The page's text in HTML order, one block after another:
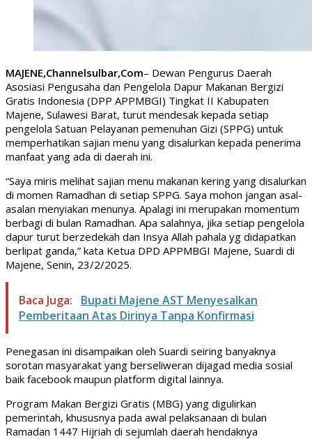
MAJENE,Channelsulbar,Com– Dewan Pengurus Daerah
Asosiasi Pengusaha dan Pengelola Dapur Makanan Bergizi
Gratis Indonesia (DPP APPMBGI) Tingkat II Kabupaten
Majene, Sulawesi Barat, turut mendesak kepada setiap
pengelola Satuan Pelayanan pemenuhan Gizi (SPPG) untuk
memperhatikan sajian menu yang disalurkan kepada penerima
manfaat yang ada di daerah ini.
“Saya miris melihat sajian menu makanan kering yang disalurkan
di momen Ramadhan di setiap SPPG. Saya mohon jangan asal-
asalan menyiakan menunya. Apalagi ini merupakan momentum
berbagi di bulan Ramadhan. Apa salahnya, jika setiap pengelola
dapur turut berzedekah dan Insya Allah pahala yg didapatkan
berlipat ganda,” kata Ketua DPD APPMBGI Majene, Suardi di
Majene, Senin, 23/2/2025.
Baca Juga:
Bupati Majene AST Menyesalkan
Pemberitaan Atas Dirinya Tanpa Konfirmasi
Penegasan ini disampaikan oleh Suardi seiring banyaknya
sorotan masyarakat yang berseliweran dijagad media sosial
baik facebook maupun platform digital lainnya.
Program Makan Bergizi Gratis (MBG) yang digulirkan
pemerintah, khususnya pada awal pelaksanaan di bulan
Ramadan 1447 Hijriah di sejumlah daerah hendaknya